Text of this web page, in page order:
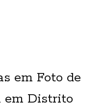
em Foto de
em Distrito